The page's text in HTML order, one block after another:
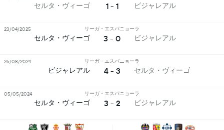
セルタ・ヴィーゴ 1 - 1 ビジャレアル
セルタ・ヴィーゴ
リーガ・エスパニョーラ
3 - 0 ビジャレアル
23/04/2025
ビジャレアル
リーガ・エスパニョーラ
4 - 3 セルタ・ヴィーゴ
26/08/2024
セルタ・ヴィーゴ
リーガ・エスパニョーラ
3 - 2 ビジャレアル
05/05/2024